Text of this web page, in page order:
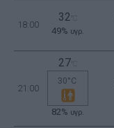
18:00
32
49% υγρ.
21:00
27
30°C
82% υγρ.